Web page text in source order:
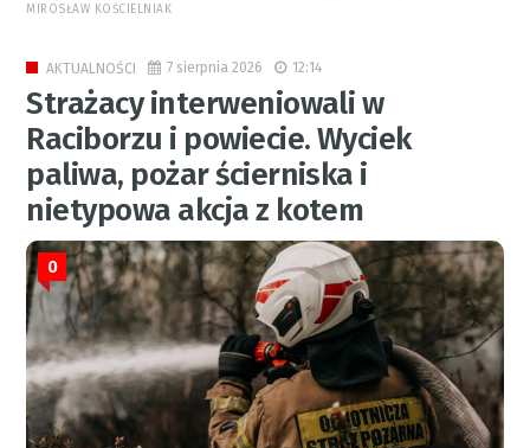
MIROSŁAW KOŚCIELNIAK
AKTUALNOŚCI 7 sierpnia 2026 12:14
Strażacy interweniowali w
Raciborzu i powiecie. Wyciek
paliwa, pożar ścierniska i
nietypowa akcja z kotem
0